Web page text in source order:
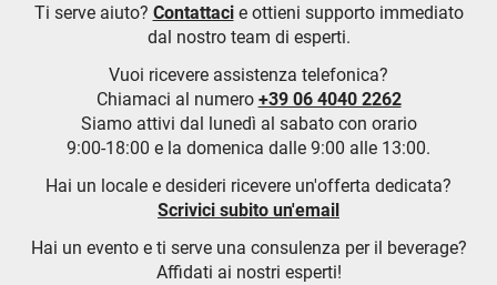
Ti serve aiuto? Contattacie ottieni supporto immediato
dal nostro team di esperti.
Vuoi ricevere assistenza telefonica?
Chiamaci al numero +39 06 4040 2262
Siamo attivi dal lunedì al sabato con orario
9:00-18:00 e la domenica dalle 9:00 alle 13:00.
Hai un locale e desideri ricevere un'offerta dedicata?
Scrivici subito un'email
Hai un evento e ti serve una consulenza per il beverage?
Affidati ai nostri esperti!